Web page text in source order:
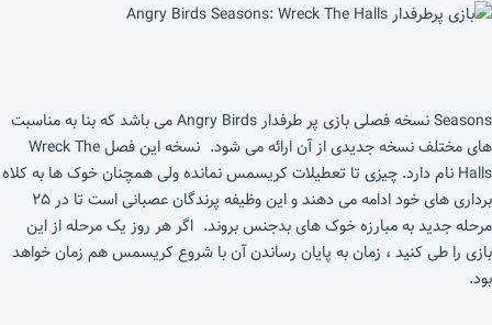
Seasons نسخه فصلی بازی پر طرفدار Angry Birds می باشد که بنا به مناسبت
های مختلف نسخه جدیدی از آن ارائه می شود. نسخه این فصل Wreck The
Halls نام دارد. چیزی تا تعطیلات کریسمس نمانده ولی همچنان خوک ها به کلاه
برداری های خود ادامه می دهند و این وظیفه پرندگان عصبانی است تا در ۲۵
مرحله جدید به مبارزه خوک های بدجنس بروند. اگر هر روز یک مرحله از این
بازی را طی کنید ، زمان به پایان رساندن آن با شروع کریسمس هم زمان خواهد
بود.